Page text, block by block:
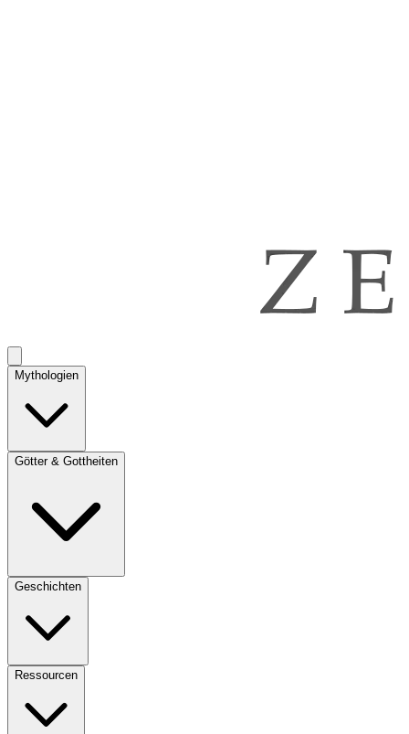
Mythologien
Götter & Gottheiten
Geschichten
Ressourcen